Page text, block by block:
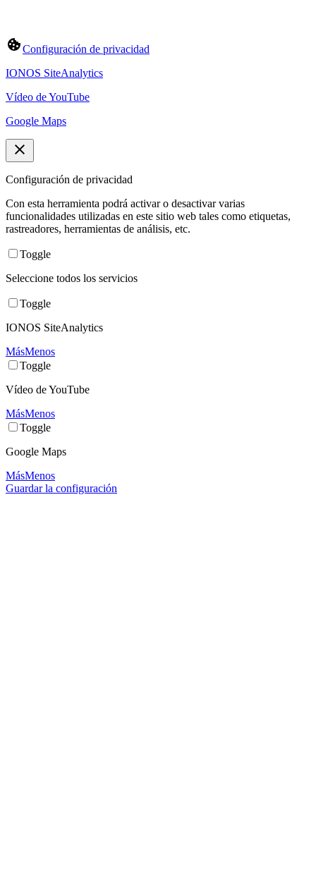
Configuración de privacidad
IONOS SiteAnalytics
Vídeo de YouTube
Google Maps
Configuración de privacidad
Con esta herramienta podrá activar o desactivar varias
funcionalidades utilizadas en este sitio web tales como etiquetas,
rastreadores, herramientas de análisis, etc.
Toggle
Seleccione todos los servicios
Toggle
IONOS SiteAnalytics
MásMenos
Toggle
Vídeo de YouTube
MásMenos
Toggle
Google Maps
MásMenos
Guardar la configuración